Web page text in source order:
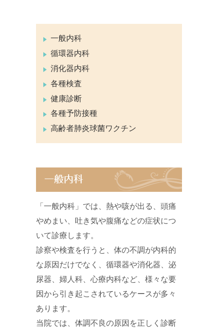
一般内科
循環器内科
消化器内科
各種検査
健康診断
各種予防接種
高齢者肺炎球菌ワクチン
一般内科
「一般内科」では、熱や咳が出る、頭痛
やめまい、吐き気や腹痛などの症状につ
いて診療します。
診察や検査を行うと、体の不調が内科的
な原因だけでなく、循環器や消化器、泌
尿器、婦人科、心療内科など、様々な要
因から引き起こされているケースが多々
あります。
当院では、体調不良の原因を正しく診断